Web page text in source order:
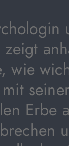
zeigt
wie
Erbe